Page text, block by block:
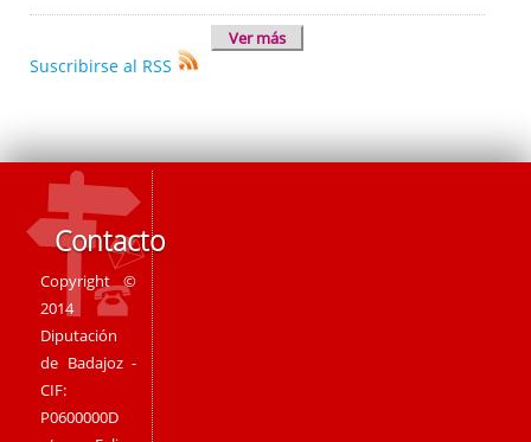
Ver más
Suscribirse al RSS
Contacto
Copyright ©
2014
Diputación
de Badajoz -
CIF:
P0600000D